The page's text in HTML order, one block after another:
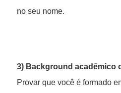
no seu nome.
3) Background acadêmico
Provar que você é formado